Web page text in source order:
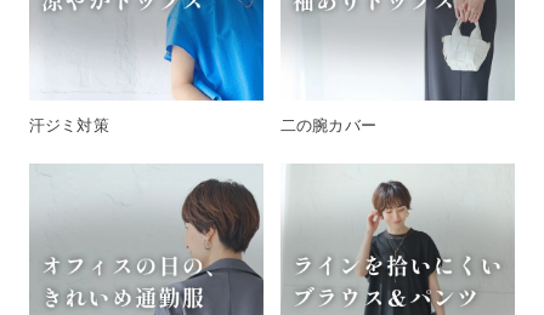
汗ジミ対策 二の腕カバー